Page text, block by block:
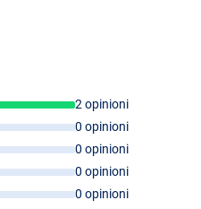
2 opinioni
0 opinioni
0 opinioni
0 opinioni
0 opinioni